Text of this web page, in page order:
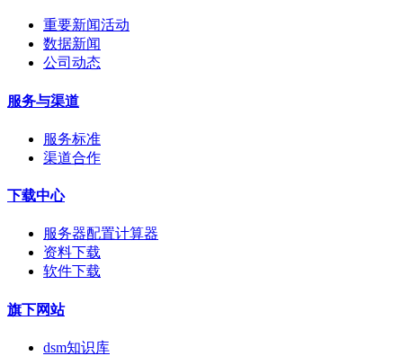
重要新闻活动
数据新闻
公司动态
服务与渠道
服务标准
渠道合作
下载中心
服务器配置计算器
资料下载
软件下载
旗下网站
dsm知识库